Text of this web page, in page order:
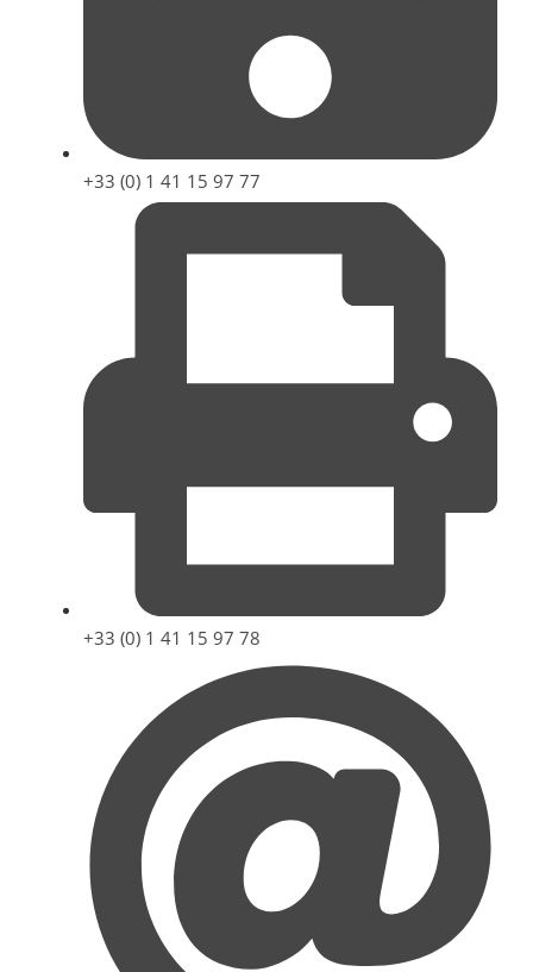
+33 (0) 1 41 15 97 77
+33 (0) 1 41 15 97 78